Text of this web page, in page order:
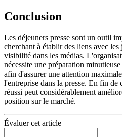
Conclusion
Les déjeuners presse sont un outil
cherchant à établir des liens avec
visibilité dans les médias.
nécessite une préparation
afin d'assurer une attention
l'entreprise dans la presse. En fin de
réussi peut considérablement
position sur le marché.
Évaluer cet article